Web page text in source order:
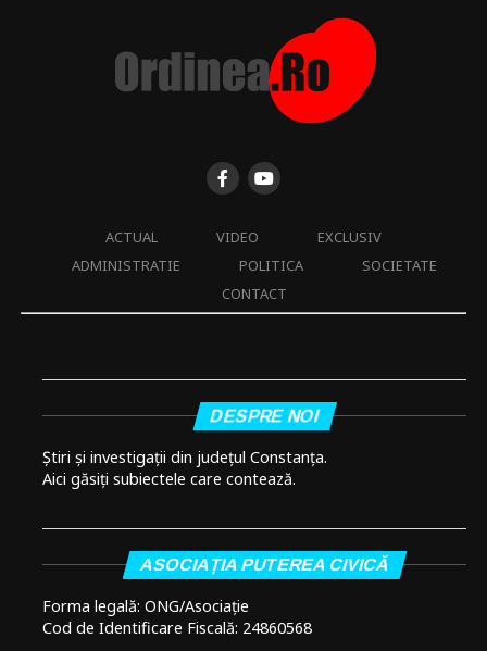
ACTUAL VIDEO
EXCLUSIV
ADMINISTRATIE
POLITICA
SOCIETATE
CONTACT
DESPRE NOI
Știri și investigații din județul Constanța.
Aici găsiți subiectele care contează.
ASOCIAȚIA PUTEREA CIVICĂ
Forma legală: ONG/Asociație
Cod de Identificare Fiscală: 24860568